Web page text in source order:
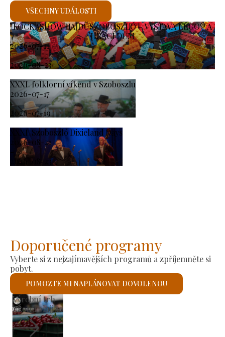
KOCKASHOW HAJDÚSZOBOSZLÓ – VÝSTAVA LEGO® A
HRACÍ DŮM
2026-07-11
-
2026-08-23
XXXI. folklorní víkend v Szoboszlu
2026-07-17
-
2026-07-19
XXXI. Szoboszló Dixieland Days
2026-08-21
-
2026-08-23
VŠECHNY UDÁLOSTI
Doporučené programy
Vyberte si z nejzajímavějších programů a zpříjemněte si
pobyt.
POMOZTE MI NAPLÁNOVAT DOVOLENOU
Římskokatolický kostel sv. László
Zkontroluji to